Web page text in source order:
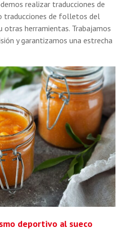
realizar traducciones de
traducciones de folletos del
otras herramientas. Trabajamos
y garantizamos una estrecha
deportivo al sueco